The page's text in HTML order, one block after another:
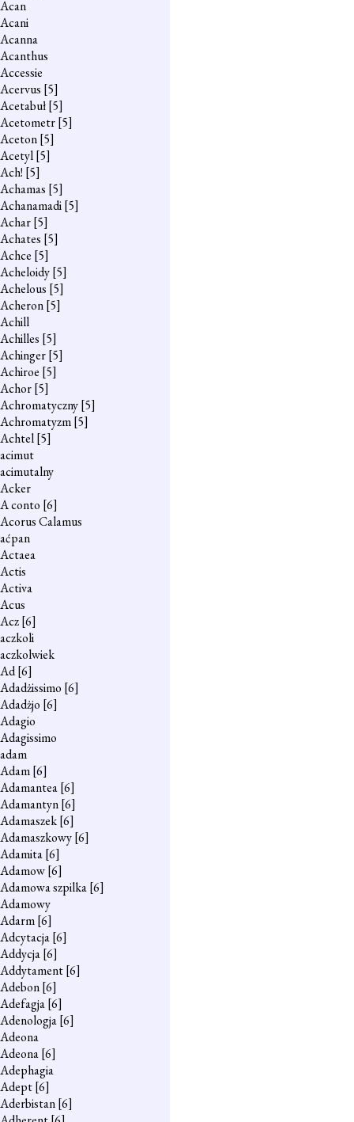
Acan
Acani
Acanna
Acanthus
Accessie
Acervus [5]
Acetabuł[5]
Acetometr[5]
Aceton[5]
Acetyl[5]
Ach! [5]
Achamas [5]
Achanamadi[5]
Achar[5]
Achates [5]
Achce [5]
Acheloidy[5]
Achelous [5]
Acheron[5]
Achill
Achilles [5]
Achinger[5]
Achiroe [5]
Achor[5]
Achromatyczny[5]
Achromatyzm[5]
Achtel[5]
acimut
acimutalny
Acker
A conto [6]
Acorus Calamus
aćpan
Actaea
Actis
Activa
Acus
Acz[6]
aczkoli
aczkolwiek
Ad[6]
Adadżissimo [6]
Adadżjo [6]
Adagio
Adagissimo
adam
Adam[6]
Adamantea[6]
Adamantyn[6]
Adamaszek[6]
Adamaszkowy[6]
Adamita[6]
Adamow[6]
Adamowa szpilka[6]
Adamowy
Adarm[6]
Adcytacja[6]
Addycja[6]
Addytament[6]
Adebon[6]
Adefagja[6]
Adenologja[6]
Adeona
Adeona[6]
Adephagia
Adept[6]
Aderbistan[6]